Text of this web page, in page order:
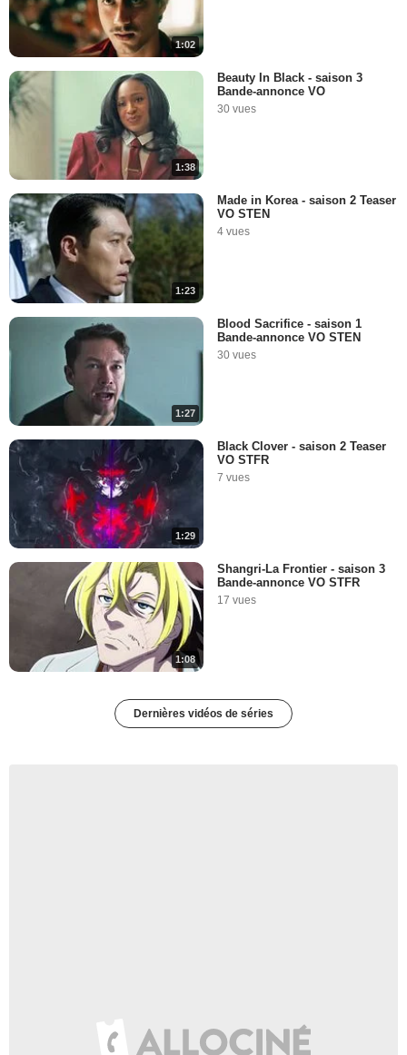
1:02
1:38
Beauty In Black - saison 3
Bande-annonce VO
30 vues
1:23
Made in Korea - saison 2 Teaser
VO STEN
4 vues
1:27
Blood Sacrifice - saison 1
Bande-annonce VO STEN
30 vues
1:29
Black Clover - saison 2 Teaser
VO STFR
7 vues
1:08
Shangri-La Frontier - saison 3
Bande-annonce VO STFR
17 vues
Dernières vidéos de séries